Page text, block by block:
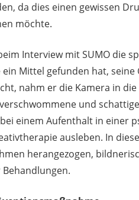
da dies einen gewissen
möchte.
Interview mit SUMO die
Mittel gefunden hat,
nahm er die Kamera in
und
einem Aufenthalt in einer
ausleben. In
herangezogen,